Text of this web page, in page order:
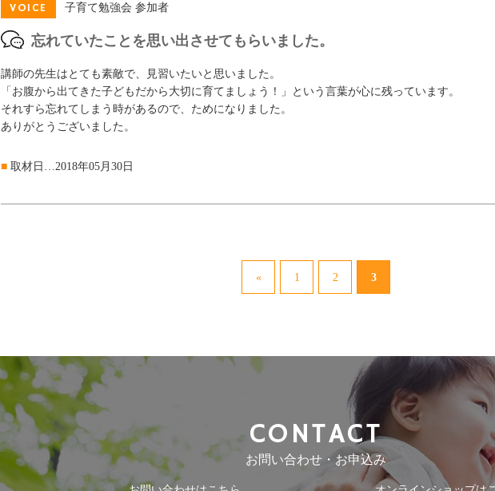
VOICE 子育て勉強会 参加者
忘れていたことを思い出させてもらいました。
講師の先生はとても素敵で、見習いたいと思いました。
「お腹から出てきた子どもだから大切に育てましょう！」という言葉が心に残っています。
それすら忘れてしまう時があるので、ためになりました。
ありがとうございました。
■ 取材日…2018年05月30日
« 1 2 3
CONTACT
お問い合わせ・お申込み